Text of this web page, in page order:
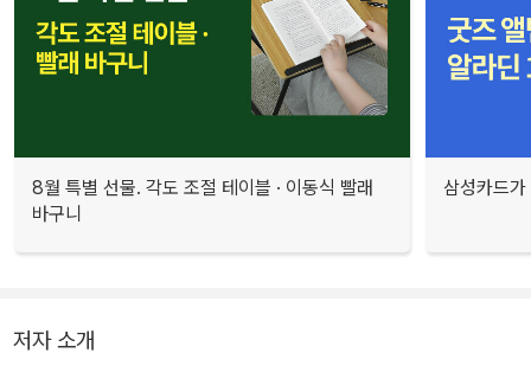
8월 특별 선물. 각도 조절 테이블 · 이동식 빨래
바구니
삼성카드
저자 소개